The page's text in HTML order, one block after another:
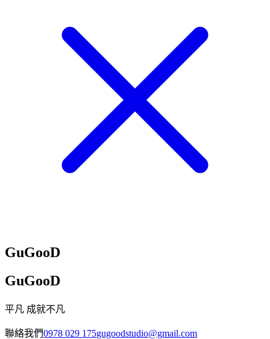
GuGooD
GuGooD
平凡 成就不凡
聯絡我們0978 029 175gugoodstudio@gmail.com